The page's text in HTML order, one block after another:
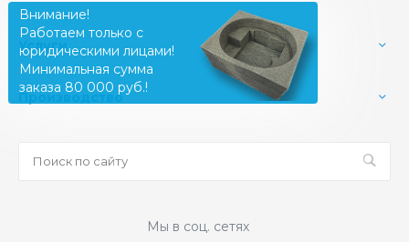
Услуги
Производство
Мы в соц. сетях
Внимание!
Работаем только с
юридическими лицами!
Минимальная сумма
заказа 80 000 руб.!